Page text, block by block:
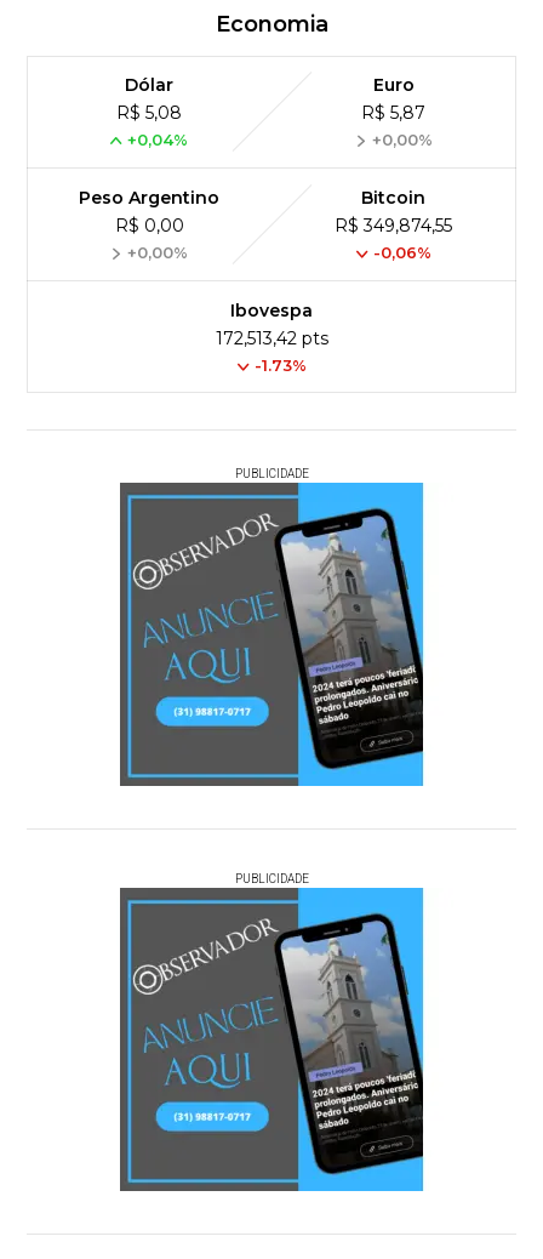
Economia
Dólar
R$ 5,08
+0,04%
Euro
R$ 5,87
+0,00%
Peso Argentino
R$ 0,00
+0,00%
Bitcoin
R$ 349,874,55
-0,06%
Ibovespa
172,513,42 pts
-1.73%
PUBLICIDADE
PUBLICIDADE